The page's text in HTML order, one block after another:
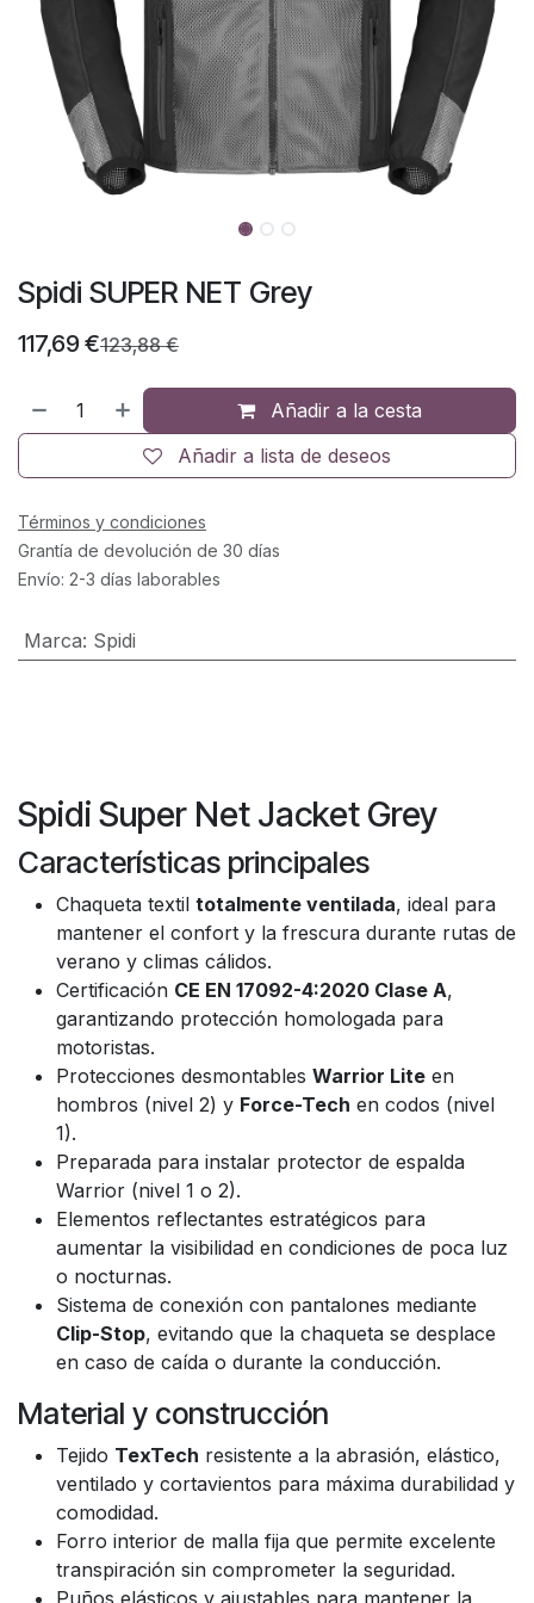
Spidi SUPER NET Grey
117,69€123,88€
Añadir a la cesta
Añadir a lista de deseos
Términos y condiciones
Grantía de devolución de 30 días
Envío: 2-3 días laborables
Marca: Spidi
Spidi Super Net Jacket Grey
Características principales
Chaqueta textil totalmente ventilada, ideal para
mantener el confort y la frescura durante rutas de
verano y climas cálidos.
Certificación CE EN 17092-4:2020 Clase A,
garantizando protección homologada para
motoristas.
Protecciones desmontables Warrior Lite en
hombros (nivel 2) y Force-Tech en codos (nivel
1).
Preparada para instalar protector de espalda
Warrior (nivel 1 o 2).
Elementos reflectantes estratégicos para
aumentar la visibilidad en condiciones de poca luz
o nocturnas.
Sistema de conexión con pantalones mediante
Clip-Stop, evitando que la chaqueta se desplace
en caso de caída o durante la conducción.
Material y construcción
Tejido TexTech resistente a la abrasión, elástico,
ventilado y cortavientos para máxima durabilidad y
comodidad.
Forro interior de malla fija que permite excelente
transpiración sin comprometer la seguridad.
Puños elásticos y ajustables para mantener la